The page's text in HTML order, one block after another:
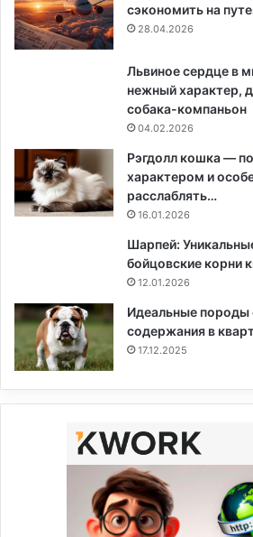
сэкономить на
28.04.2026
Львиное сердце в
нежный характер,
собака-компаньон
04.02.2026
Рэгдолл кошка —
характером и
расслаблять…
16.01.2026
Шарпей:
бойцовские корни
12.01.2026
Идеальные породы
содержания в
17.12.2025